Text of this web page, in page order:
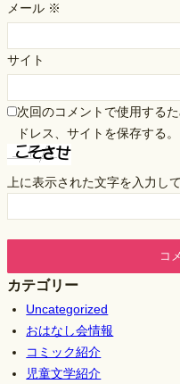
メール ※
サイト
次回のコメントで使用する
ドレス、サイトを保存する。
上に表示された文字を入力し
カテゴリー
Uncategorized
おはなし会情報
コミック紹介
児童文学紹介